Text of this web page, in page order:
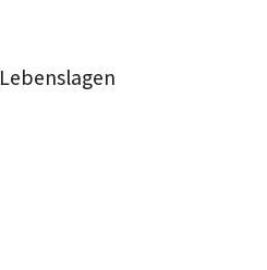
Lebenslagen